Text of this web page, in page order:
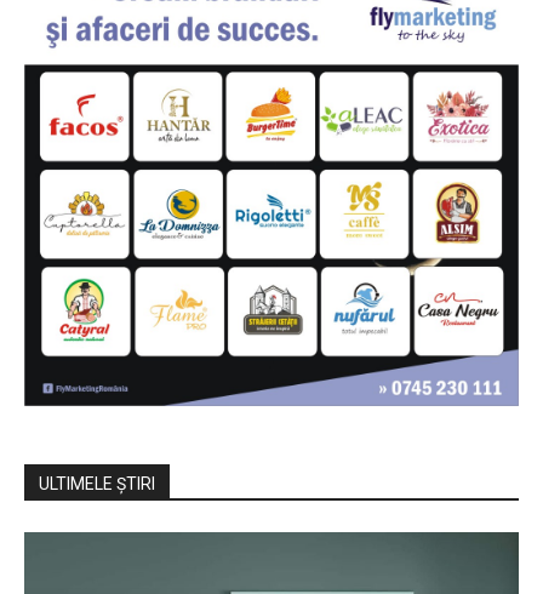
ULTIMELE ŞTIRI